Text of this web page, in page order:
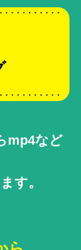
mp4など
す。